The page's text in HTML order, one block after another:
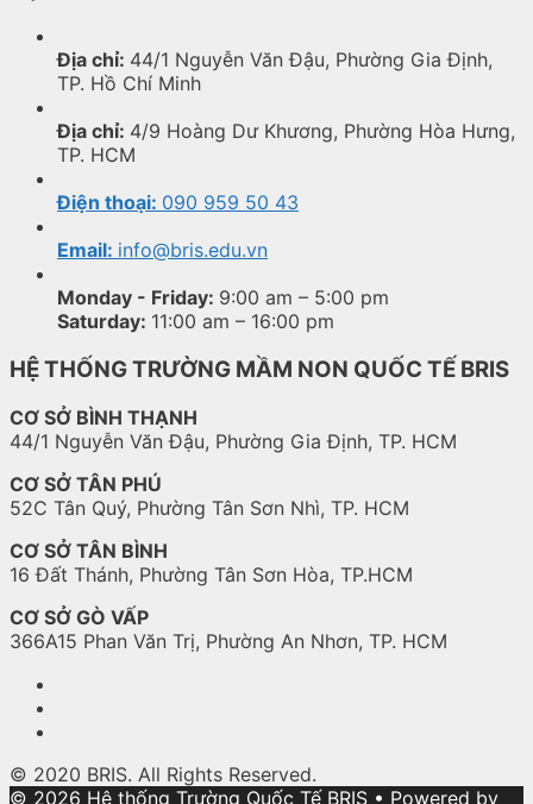
Địa chỉ: 44/1 Nguyễn Văn Đậu, Phường Gia Định,
TP. Hồ Chí Minh
Địa chỉ: 4/9 Hoàng Dư Khương, Phường Hòa Hưng,
TP. HCM
Điện thoại: 090 959 50 43
Email: info@bris.edu.vn
Monday - Friday: 9:00 am – 5:00 pm
Saturday: 11:00 am – 16:00 pm
HỆ THỐNG TRƯỜNG MẦM NON QUỐC TẾ BRIS
CƠ SỞ BÌNH THẠNH
44/1 Nguyễn Văn Đậu, Phường Gia Định, TP. HCM
CƠ SỞ TÂN PHÚ
52C Tân Quý, Phường Tân Sơn Nhì, TP. HCM
CƠ SỞ TÂN BÌNH
16 Đất Thánh, Phường Tân Sơn Hòa, TP.HCM
CƠ SỞ GÒ VẤP
366A15 Phan Văn Trị, Phường An Nhơn, TP. HCM
© 2020 BRIS. All Rights Reserved.
© 2026 Hệ thống Trường Quốc Tế BRIS • Powered by